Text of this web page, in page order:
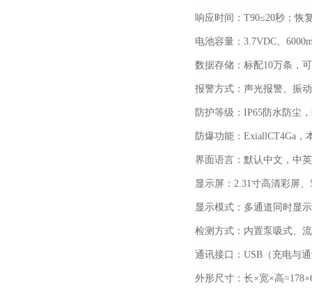
响应时间： T90≤20秒；恢
电池容量： 3.7VDC、
数据存储：标配10万条，
报警方式：声光报警、振
防护等级： IP65防水防尘
防爆功能： ExiallCT4Ga ，
界面语言：默认中文，中
显示屏： 2.31寸高清彩屏、
显示模式：多通道同时显
检测方式：内置泵吸式、
通讯接口： USB （充电与
外形尺寸：长×宽×高=178×